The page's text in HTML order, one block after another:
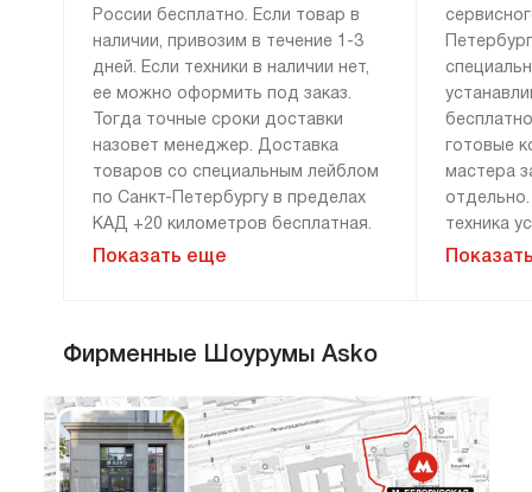
России бесплатно. Если товар в
наличии, привозим в течение 1-3
дней. Если техники в наличии нет,
ее можно оформить под заказ.
Тогда точные сроки доставки
назовет менеджер. Доставка
товаров со специальным лейблом
по Санкт-Петербургу в пределах
КАД +20 километров бесплатная.
По России привозим технику
возможна только при 100%
условия уточняйте у менеджера.
Мы привозим технику к двери или к
прихожей. Перенос до места
Показать еще
готовые
мастера
техника
гарантию
и
Фирменные Шоурумы Asko